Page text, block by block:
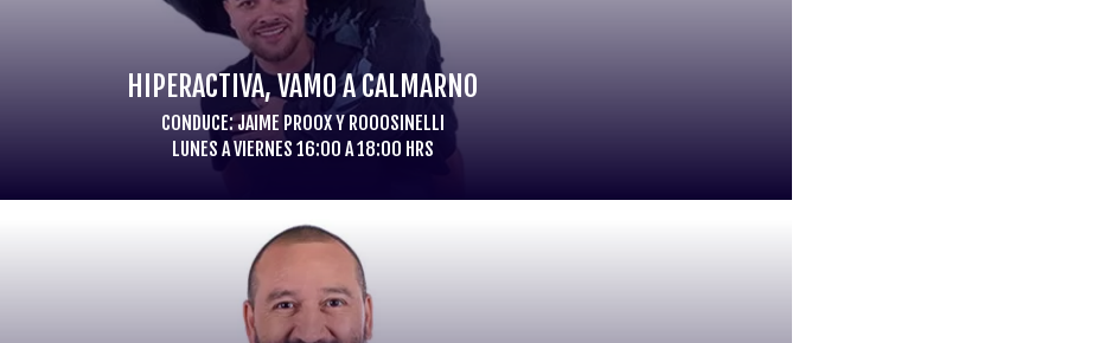
HIPERACTIVA, VAMO A CALMARNO
CONDUCE: JAIME PROOX Y ROOOSINELLI
LUNES A VIERNES 16:00 A 18:00 HRS